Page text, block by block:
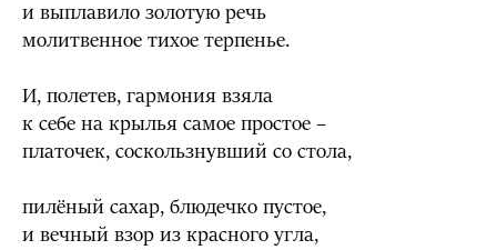
и выплавило золотую речь
молитвенное тихое терпенье.
И, полетев, гармония взяла
к себе на крылья самое простое –
платочек, соскользнувший со стола,
пилёный сахар, блюдечко пустое,
и вечный взор из красного угла,